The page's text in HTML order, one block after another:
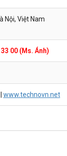
Nội, Việt Nam
00 (Ms. Ánh)
www.technovn.net